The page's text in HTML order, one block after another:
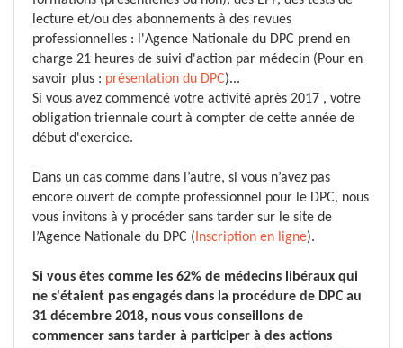
lecture et/ou des abonnements à des revues
professionnelles : l'Agence Nationale du DPC prend en
charge 21 heures de suivi d'action par médecin (Pour en
savoir plus : présentation du DPC)...
Si vous avez commencé votre activité après 2017 , votre
obligation triennale court à compter de cette année de
début d'exercice.
Dans un cas comme dans l’autre, si vous n’avez pas
encore ouvert de compte professionnel pour le DPC, nous
vous invitons à y procéder sans tarder sur le site de
l’Agence Nationale du DPC ( Inscription en ligne).
Si vous êtes comme les 62% de médecins libéraux qui
ne s'étaient pas engagés dans la procédure de DPC au
31 décembre 2018, nous vous conseillons de
commencer sans tarder à participer à des actions